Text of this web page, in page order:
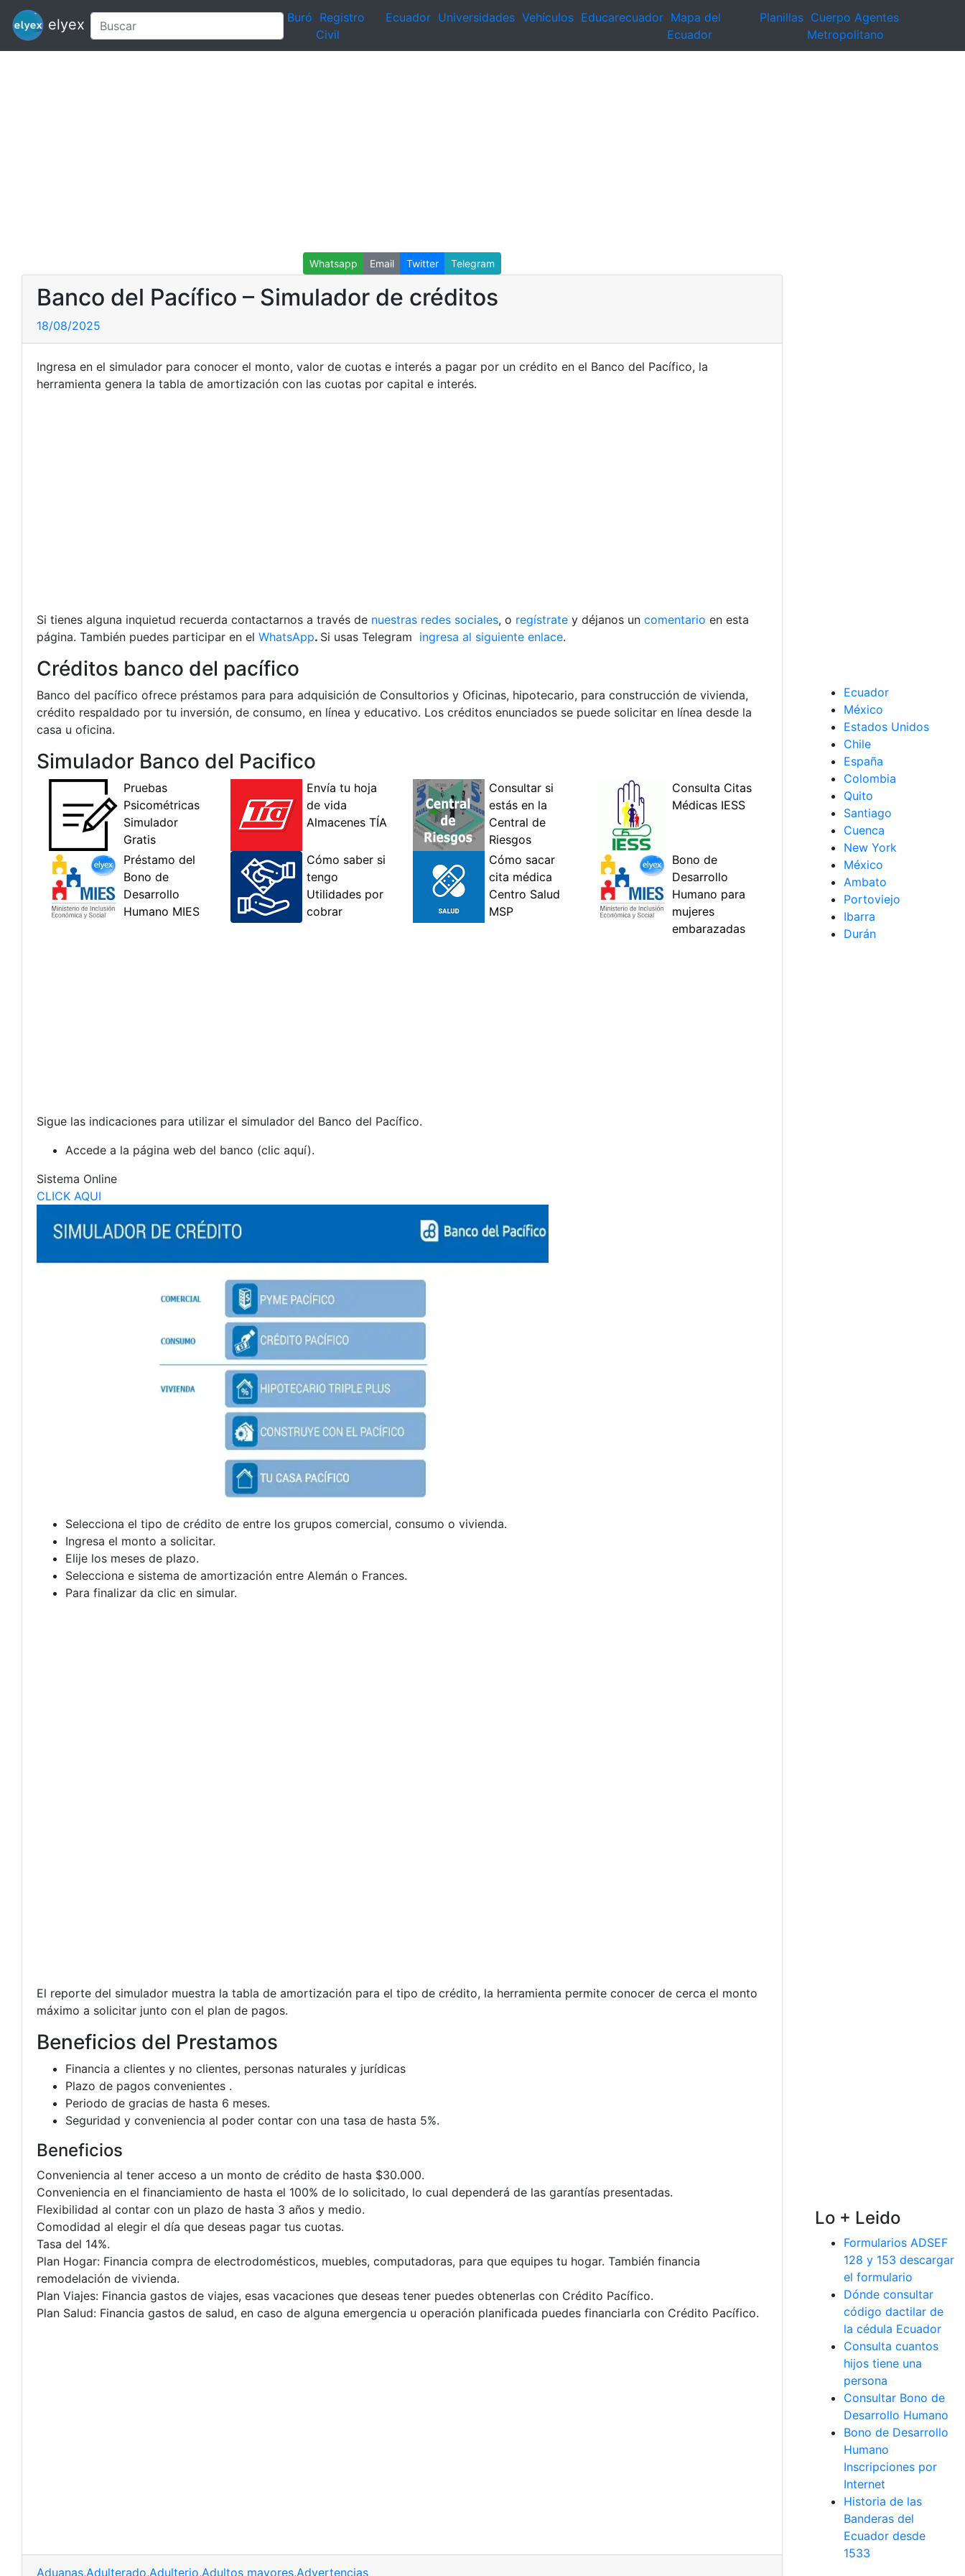
elyex Buró Registro
Civil
Ecuador Universidades Vehículos Educarecuador Mapa del
Ecuador
Planillas Cuerpo Agentes
Metropolitano
Whatsapp Email Twitter Telegram
Banco del Pacífico – Simulador de créditos
18/08/2025
Ingresa en el simulador para conocer el monto, valor de cuotas e interés a pagar por un crédito en el Banco del Pacífico, la
herramienta genera la tabla de amortización con las cuotas por capital e interés.
Si tienes alguna inquietud recuerda contactarnos a través de nuestras redes sociales, o regístrate y déjanos un comentario en esta
página. También puedes participar en el WhatsApp. Si usas Telegram ingresa al siguiente enlace.
Créditos banco del pacífico
Banco del pacífico ofrece préstamos para para adquisición de Consultorios y Oficinas, hipotecario, para construcción de vivienda,
crédito respaldado por tu inversión, de consumo, en línea y educativo. Los créditos enunciados se puede solicitar en línea desde la
casa u oficina.
Simulador Banco del Pacifico
Sigue las indicaciones para utilizar el simulador del Banco del Pacífico.
Accede a la página web del banco (clic aquí).
Sistema Online
CLICK AQUI
Selecciona el tipo de crédito de entre los grupos comercial, consumo o vivienda.
Ingresa el monto a solicitar.
Elije los meses de plazo.
Selecciona e sistema de amortización entre Alemán o Frances.
Para finalizar da clic en simular.
El reporte del simulador muestra la tabla de amortización para el tipo de crédito, la herramienta permite conocer de cerca el monto
máximo a solicitar junto con el plan de pagos.
Beneficios del Prestamos
Financia a clientes y no clientes, personas naturales y jurídicas
Plazo de pagos convenientes .
Periodo de gracias de hasta 6 meses.
Seguridad y conveniencia al poder contar con una tasa de hasta 5%.
Beneficios
Conveniencia al tener acceso a un monto de crédito de hasta $30.000.
Conveniencia en el financiamiento de hasta el 100% de lo solicitado, lo cual dependerá de las garantías presentadas.
Flexibilidad al contar con un plazo de hasta 3 años y medio.
Comodidad al elegir el día que deseas pagar tus cuotas.
Tasa del 14%.
Plan Hogar: Financia compra de electrodomésticos, muebles, computadoras, para que equipes tu hogar. También financia
remodelación de vivienda.
Plan Viajes: Financia gastos de viajes, esas vacaciones que deseas tener puedes obtenerlas con Crédito Pacífico.
Plan Salud: Financia gastos de salud, en caso de alguna emergencia u operación planificada puedes financiarla con Crédito Pacífico.
Aduanas,Adulterado,Adulterio,Adultos mayores,Advertencias
Ecuador
México
Estados Unidos
Chile
España
Colombia
Quito
Santiago
Cuenca
New York
México
Ambato
Portoviejo
Ibarra
Durán
Lo + Leido
Formularios ADSEF
128 y 153 descargar
el formulario
Dónde consultar
código dactilar de
la cédula Ecuador
Consulta cuantos
hijos tiene una
persona
Consultar Bono de
Desarrollo Humano
Bono de Desarrollo
Humano
Inscripciones por
Internet
Historia de las
Banderas del
Ecuador desde
1533